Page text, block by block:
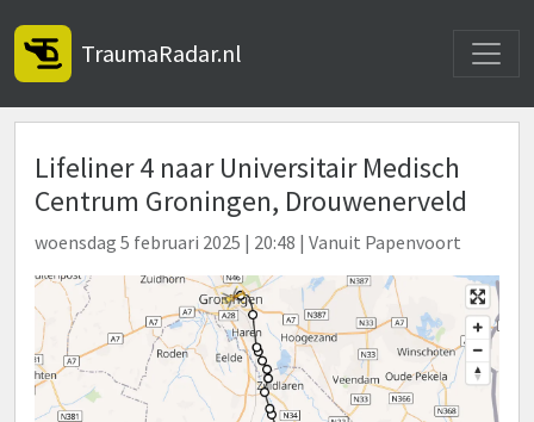
TraumaRadar.nl
Lifeliner 4 naar Universitair Medisch
Centrum Groningen, Drouwenerveld
woensdag 5 februari 2025 | 20:48 | Vanuit Papenvoort